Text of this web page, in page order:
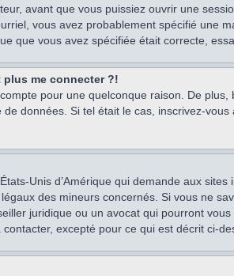
avant que vous puissiez ouvrir une
vous avez probablement spécifié une
que vous avez spécifiée était correcte,
plus me connecter ?!
pour une quelconque raison. De
données. Si tel était le cas, inscrivez-
Unis d’Amérique qui demande aux
des mineurs concernés. Si vous ne
juridique ou un avocat qui pourront
excepté pour ce qui est décrit ci-